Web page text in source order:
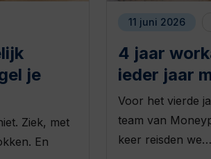
je
Ziek, met
En
11 juni 2026
4 jaar
ieder jaar
Voor het vierde
team van
keer reisden we…